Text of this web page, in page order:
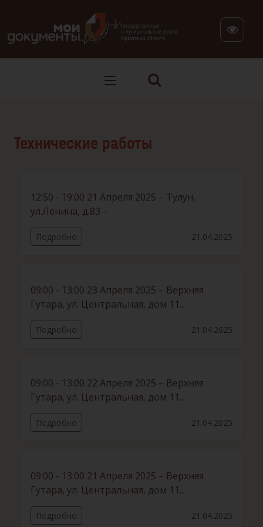
Технические работы
12:50 - 19:00 21 Апреля 2025 – Тулун,
ул.Ленина, д.83 –
Подробно 21.04.2025
09:00 - 13:00 23 Апреля 2025 – Верхняя
Гутара, ул. Центральная, дом 11...
Подробно 21.04.2025
09:00 - 13:00 22 Апреля 2025 – Верхняя
Гутара, ул. Центральная, дом 11...
Подробно 21.04.2025
09:00 - 13:00 21 Апреля 2025 – Верхняя
Гутара, ул. Центральная, дом 11...
Подробно 21.04.2025